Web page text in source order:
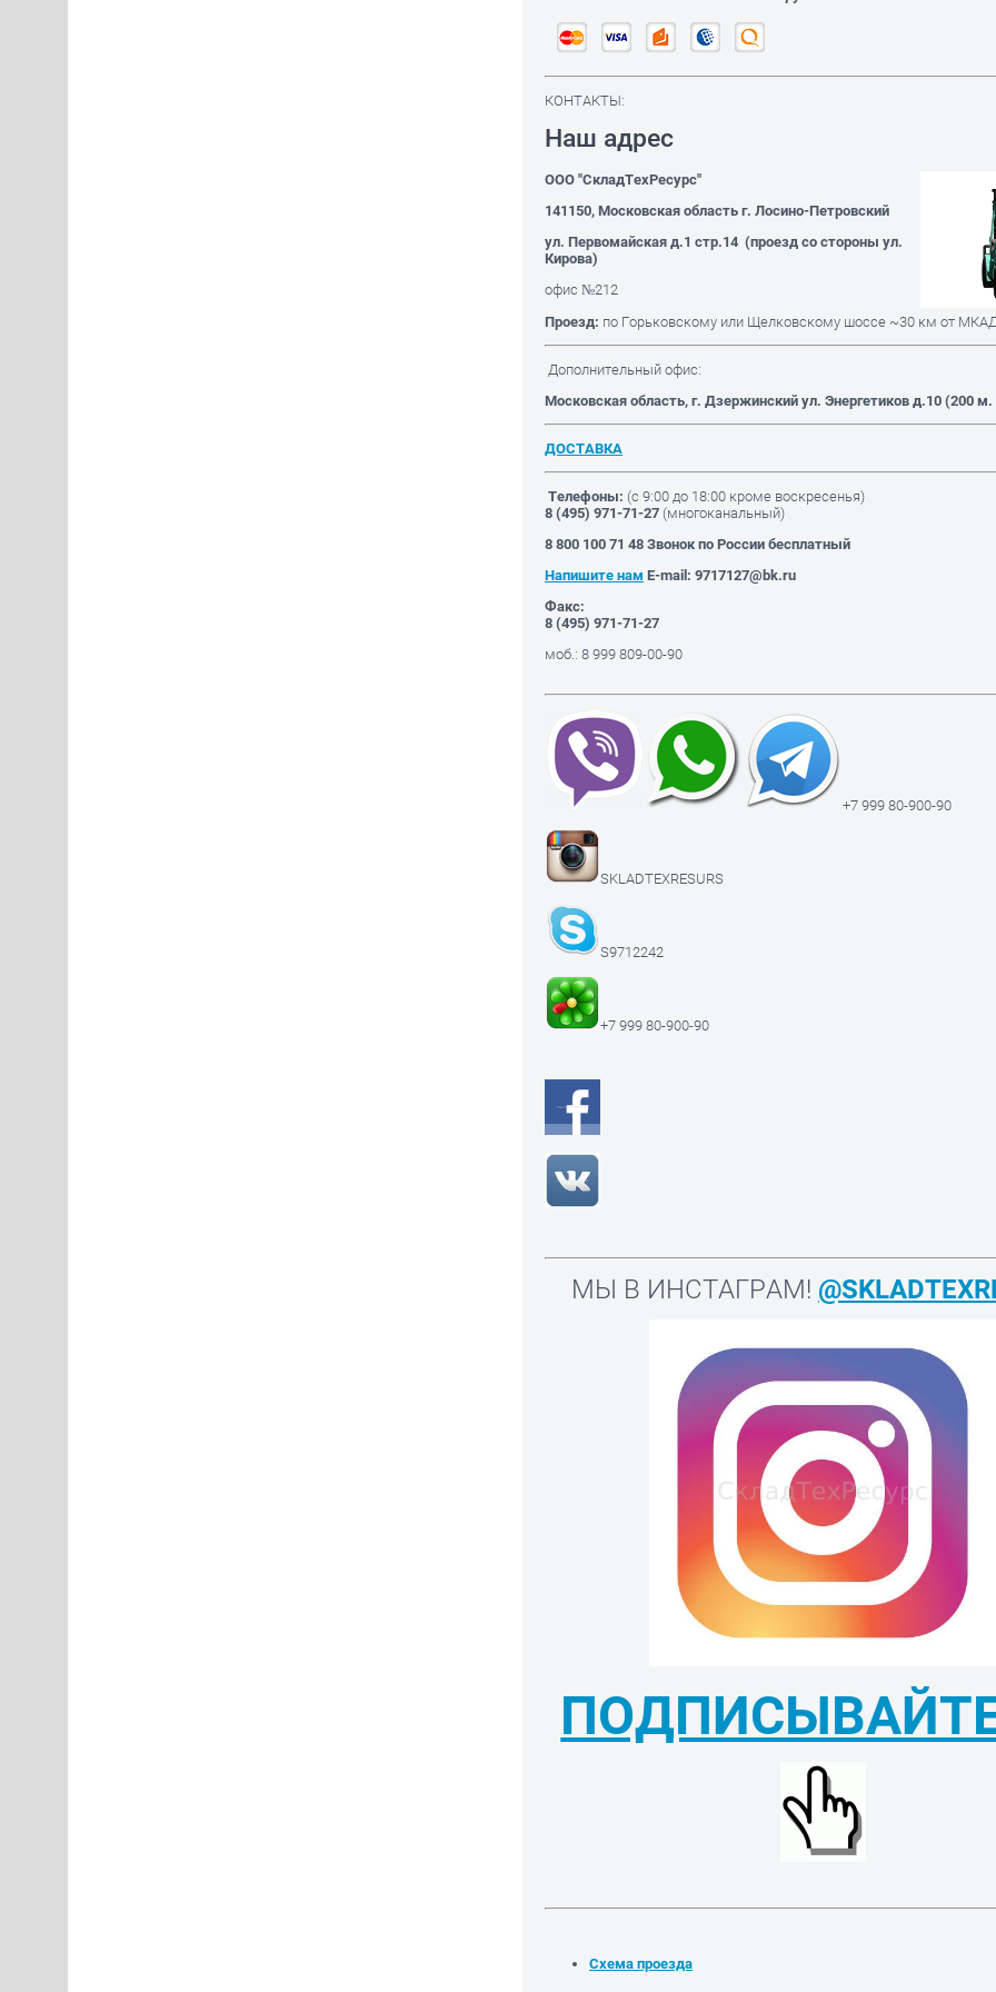
КОНТАКТЫ:
Наш адрес
ООО "СкладТехРесурс"
141150, Московская область г. Лосино-Петровский
ул. Первомайская д.1 стр.14 (проезд со стороны ул.
Кирова)
офис №212
Проезд: по Горьковскому или Щелковскому шоссе ~30 км от
Дополнительный офис:
Московская область, г. Дзержинский ул. Энергетиков д.10 (200
ДОСТАВКА
Телефоны: (с 9:00 до 18:00 кроме воскресенья)
8 (495) 971-71-27 (многоканальный)
8 800 100 71 48 Звонок по России бесплатный
Напишите нам E-mail: 9717127@bk.ru
Факс:
8 (495) 971-71-27
моб.: 8 999 809-00-90
+7 999 80-900-90
SKLADTEXRESURS
S9712242
+7 999 80-900-90
МЫ В ИНСТАГРАМ!
Схема проезда